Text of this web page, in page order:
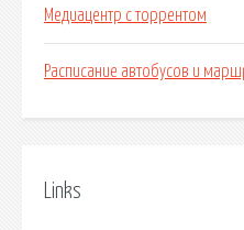
Медиацентр с торрентом
Расписание автобусов и
Links